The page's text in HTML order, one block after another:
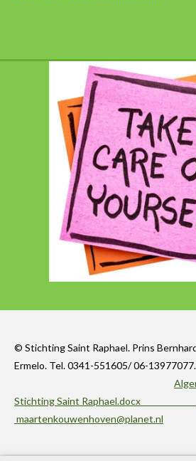
© Stichting Saint Raphael. Prins
Ermelo. Tel. 0341-551605/ 06-
Stichting Saint Raphael.docx
maartenkouwenhoven@planet.nl